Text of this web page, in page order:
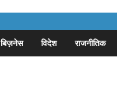
बिज़नेस विदेश राजनीतिक